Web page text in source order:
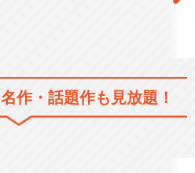
名作・話題作も見放題！